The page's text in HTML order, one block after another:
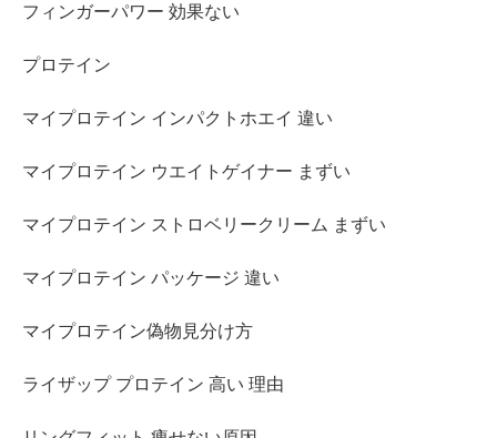
フィンガーパワー 効果ない
プロテイン
マイプロテイン インパクトホエイ 違い
マイプロテイン ウエイトゲイナー まずい
マイプロテイン ストロベリークリーム まずい
マイプロテイン パッケージ 違い
マイプロテイン偽物見分け方
ライザップ プロテイン 高い 理由